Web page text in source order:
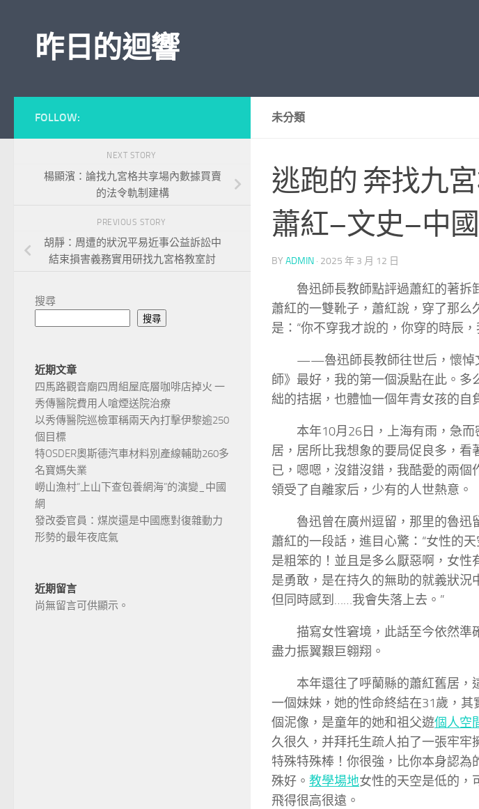
昨日的迴響
未分類
逃跑的 奔找九
蕭紅–文史–中
BY ADMIN · 2025 年 3 月 12 日
魯迅師長教師點評過蕭紅的著拆
蕭紅的一雙靴子，蕭紅說，穿了那
是：“你不穿我才說的，你穿的時辰
——魯迅師長教師往世后，懷悼
師》最好，我的第一個淚點在此。
絀的拮据，也體恤一個年青女孩的自
本年10月26日，上海有雨，急
居，居所比我想象的要局促良多，
已，嗯嗯，沒錯沒錯，我酷愛的兩
領受了自離家后，少有的人世熱意。
魯迅曾在廣州逗留，那里的魯迅
蕭紅的一段話，進目心驚：“女性的
是粗笨的！並且是多么厭惡啊，女
是勇敢，是在持久的無助的就義狀
但同時感到……我會失落上去。”
描寫女性窘境，此話至今依然準
盡力振翼艱巨翱翔。
本年還往了呼蘭縣的蕭紅舊居，
一個妹妹，她的性命終結在31歲，
個泥像，是童年的她和祖父遊個人空
久很久，并拜托生疏人拍了一張牢牢
特殊特殊棒！你很強，比你本身認
殊好。 教學場地女性的天空是低的，
飛得很高很遠。
FOLLOW:
NEXT STORY
楊顯濱：論找九宮格共享場內數據買賣
的法令軌制建構
PREVIOUS STORY
胡靜：周遭的狀況平易近事公益訴訟中
結束損害義務實用研找九宮格教室討
搜尋
搜尋
近期文章
四馬路觀音廟四周組屋底層咖啡店掉火 一
秀傳醫院費用人嗆煙送院治療
以秀傳醫院巡檢軍稱兩天內打擊伊黎逾250
個目標
特OSDER奧斯德汽車材料別產線輔助260多
名寶媽失業
嶗山漁村“上山下查包養網海”的演變_中國
網
發改委官員：煤炭還是中國應對復雜動力
形勢的最年夜底氣
近期留言
尚無留言可供顯示。